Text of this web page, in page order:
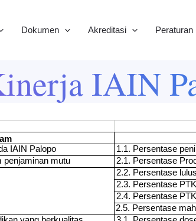
Dokumen Akreditasi Peraturan
IAIN